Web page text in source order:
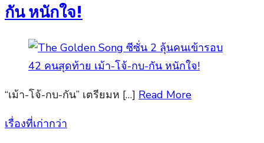
กัน หนักใจ!
“เม้า-โจ้-กบ-กัน” เตรียมห […] Read More
แนะแนว
เรื่องที่เก่ากว่า